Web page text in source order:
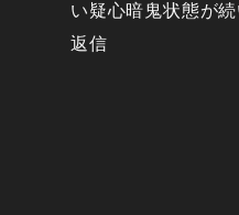
い疑心暗鬼状態が
返信